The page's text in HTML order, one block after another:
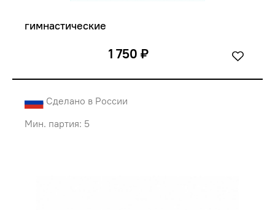
гимнастические
1 750 ₽
Сделано в России
Мин. партия: 5